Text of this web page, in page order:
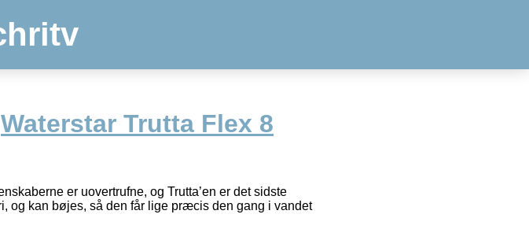
Waterstar Trutta Flex 8
er uovertrufne, og Trutta’en er det sidste
og kan bøjes, så den får lige præcis den gang i vandet